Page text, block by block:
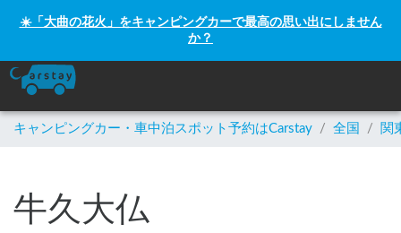
☀️「大曲の花火」をキャンピングカーで最高の思い出にしません
か？
キャンピングカー・車中泊スポット予約はCarstay / 全国 / 関
牛久大仏